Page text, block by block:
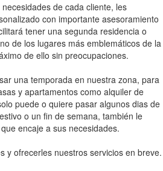
de cada cliente, les
con importante asesoramiento
tener una segunda residencia o
de los lugares más emblemáticos de la
de ello sin preocupaciones.
una temporada en nuestra zona, para
y apartamentos como alquiler de
puede o quiere pasar algunos dias de
o un fin de semana, también le
encaje a sus necesidades.
y ofrecerles nuestros servicios en breve.